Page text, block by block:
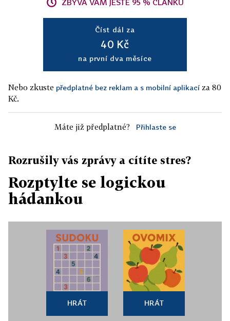
ZBÝVÁ VÁM JEŠTĚ 95 % ČLÁNKU
Číst dál za
40 Kč
na první dva měsíce
Nebo zkuste předplatné bez reklam a s mobilní aplikací za 80
Kč.
Máte již předplatné? Přihlaste se
Rozrušily vás zprávy a cítíte stres?
Rozptylte se logickou
hádankou
HRÁT HRÁT